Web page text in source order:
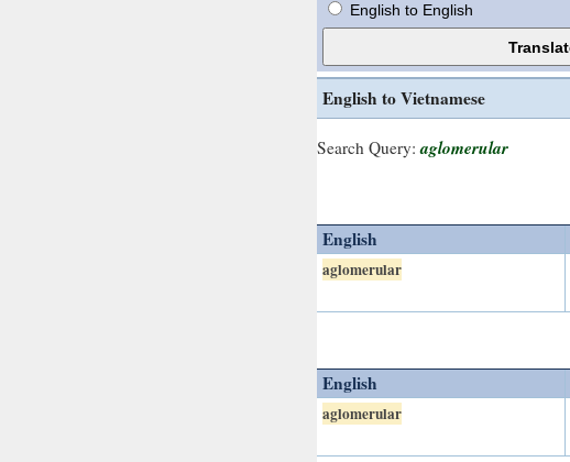
English to English
English to Vietnamese
Search Query: aglomerular
English
aglomerular
English
aglomerular